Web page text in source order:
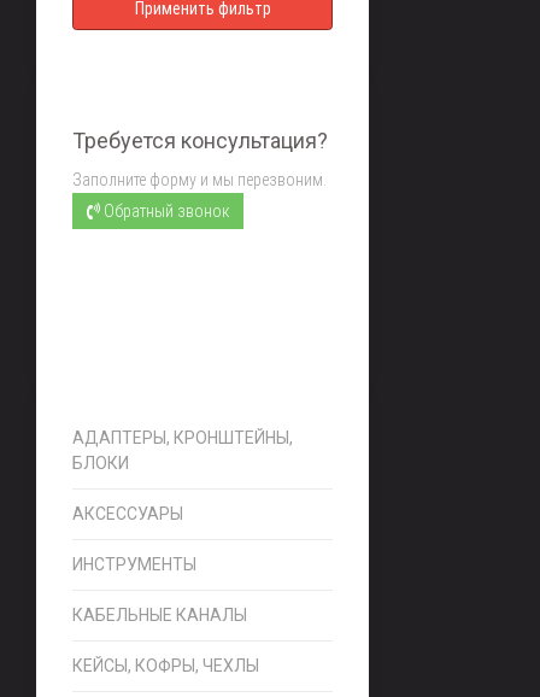
Требуется консультация?
Заполните форму и мы перезвоним.
Обратный звонок
АДАПТЕРЫ, КРОНШТЕЙНЫ,
БЛОКИ
АКСЕССУАРЫ
ИНСТРУМЕНТЫ
КАБЕЛЬНЫЕ КАНАЛЫ
КЕЙСЫ, КОФРЫ, ЧЕХЛЫ